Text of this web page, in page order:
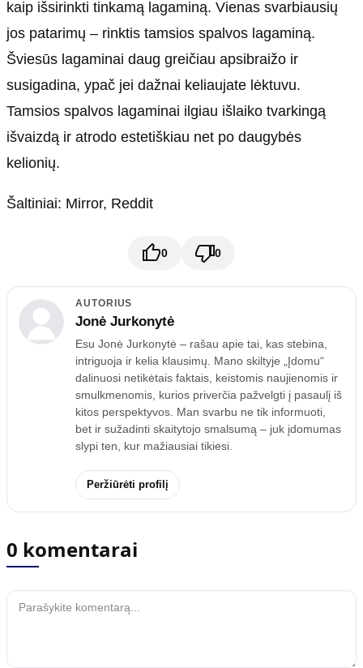
kaip išsirinkti tinkamą lagaminą. Vienas svarbiausių
jos patarimų – rinktis tamsios spalvos lagaminą.
Šviesūs lagaminai daug greičiau apsibraižo ir
susigadina, ypač jei dažnai keliaujate lėktuvu.
Tamsios spalvos lagaminai ilgiau išlaiko tvarkingą
išvaizdą ir atrodo estetiškiau net po daugybės
kelionių.
Šaltiniai: Mirror, Reddit
0 0
AUTORIUS
Jonė Jurkonytė
Esu Jonė Jurkonytė – rašau apie tai, kas stebina,
intriguoja ir kelia klausimų. Mano skiltyje „Įdomu“
dalinuosi netikėtais faktais, keistomis naujienomis ir
smulkmenomis, kurios priverčia pažvelgti į pasaulį iš
kitos perspektyvos. Man svarbu ne tik informuoti,
bet ir sužadinti skaitytojo smalsumą – juk įdomumas
slypi ten, kur mažiausiai tikiesi.
Peržiūrėti profilį
0 komentarai